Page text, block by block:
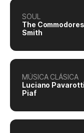
SOUL
The
Smith
MÚSICA CLÁSICA
Luciano
Piaf